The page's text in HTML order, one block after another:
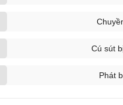
Cú sút
Phát